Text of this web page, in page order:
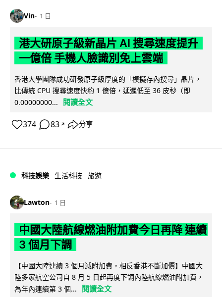
Vin 1 日
港大研原子級新晶片 AI 搜尋速度提升
一億倍 手機人臉識別免上雲端
香港大學團隊成功研發原子級厚度的「模擬存內搜尋」晶片，
比傳統 CPU 搜尋速度快約 1 億倍，延遲低至 36 皮秒（即
0.00000000...
閱讀全文
374 83 ↗ 分享
科技娛樂 生活科技 旅遊
Lawton 1 日
中國大陸航線燃油附加費今日再降 連續
3 個月下調
【中國大陸連續 3 個月減附加費，相反香港不斷加價】中國大
陸多家航空公司自 8 月 5 日起再度下調內陸航線燃油附加費，
為年內連續第 3 個...
閱讀全文